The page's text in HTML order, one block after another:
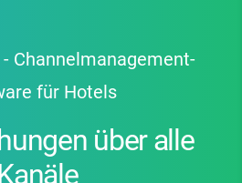
Channelmanagement-
für Hotels
über alle